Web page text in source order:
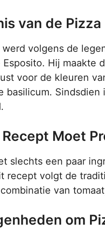
van de
werd volgens de
Hij maakte
voor de kleuren
basilicum.
Moet
slechts een paar
recept volgt de
van
om